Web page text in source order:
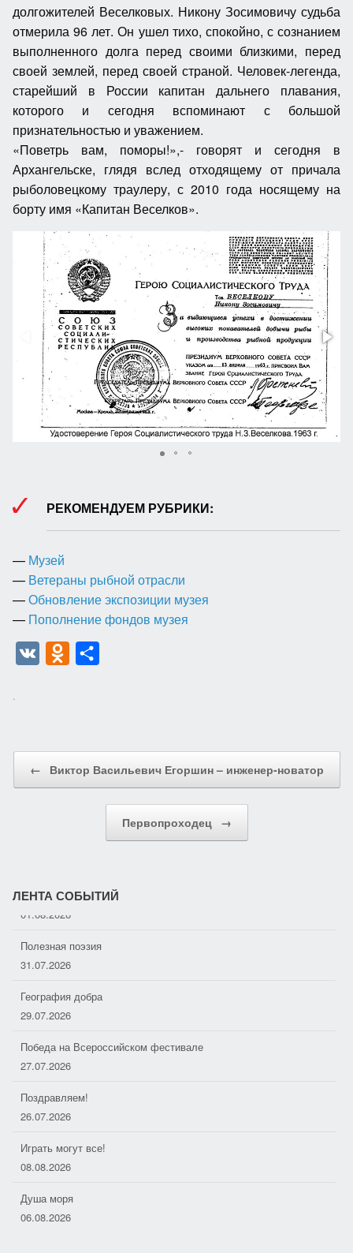
долгожителей Веселковых. Никону Зосимовичу судьба
отмерила 96 лет. Он ушел тихо, спокойно, с сознанием
выполненного долга перед своими близкими, перед
своей землей, перед своей страной. Человек-легенда,
старейший в России капитан дальнего плавания,
которого и сегодня вспоминают с большой
признательностью и уважением.
«Поветрь вам, поморы!»,- говорят и сегодня в
Архангельске, глядя вслед отходящему от причала
рыболовецкому траулеру, с 2010 года носящему на
борту имя «Капитан Веселков».
РЕКОМЕНДУЕМ РУБРИКИ:
— Музей
— Ветераны рыбной отрасли
—Обновление экспозиции музея
— Пополнение фондов музея
k
l
i
k
а
в
.
← Виктор Васильевич Егоршин – инженер-новатор
Первопроходец →
ЛЕНТА СОБЫТИЙ
31.07.2026
29.07.2026
27.07.2026
26.07.2026
08.08.2026
06.08.2026